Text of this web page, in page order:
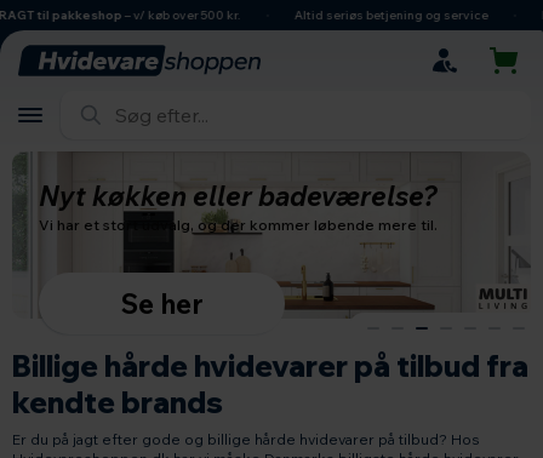
hovedindhold
søgning
navigation
indkøbskurv
til pakkeshop– v/ køb over 500 kr. Altid seriøs betjening og service
Billige hårde hvidevarer på tilbud fra
kendte brands
Er du på jagt efter gode og billige hårde hvidevarer på tilbud? Hos